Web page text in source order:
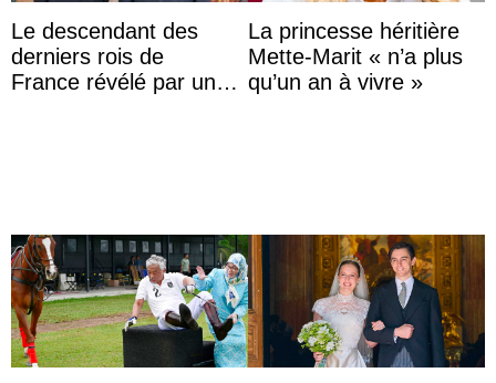
Le descendant des
derniers rois de
France révélé par un
La princesse héritière
Mette-Marit « n’a plus
qu’un an à vivre »